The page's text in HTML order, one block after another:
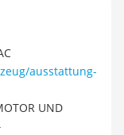
ausstattung-
UND